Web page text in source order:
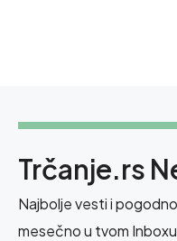
Trčanje.rs
Najbolje vesti i
mesečno u tvom